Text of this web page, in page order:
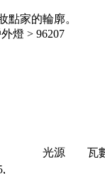
點家的輪廓。
燈 > 96207
光源 瓦